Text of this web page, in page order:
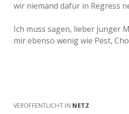
wir niemand dafür in Regress
Ich muss sagen, lieber junger
mir ebenso wenig wie Pest,
VERÖFFENTLICHT IN NETZ